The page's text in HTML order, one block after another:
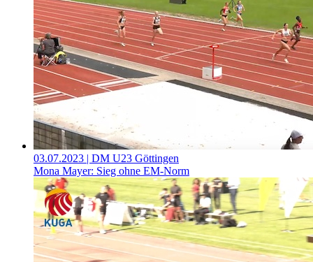
03.07.2023 | DM U23 Göttingen
Mona Mayer: Sieg ohne EM-Norm